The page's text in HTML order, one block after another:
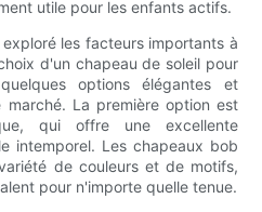
utile pour les enfants actifs.
les facteurs importants à
d'un chapeau de soleil pour
options élégantes et
marché. La première option est
qui offre une excellente
intemporel. Les chapeaux bob
de couleurs et de motifs,
pour n'importe quelle tenue.